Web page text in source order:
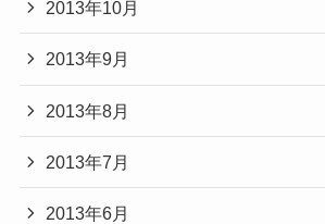
2013年10月
2013年9月
2013年8月
2013年7月
2013年6月